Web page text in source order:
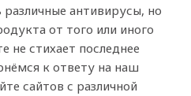
антивирусы, но
от того или иного
не стихает последнее
к ответу на наш
сайтов с различной